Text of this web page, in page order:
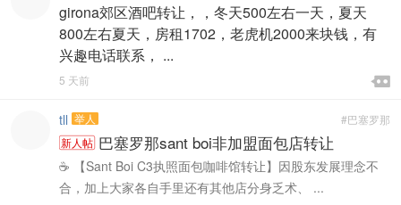
girona郊区酒吧转让，，冬天500左右一天，夏天
800左右夏天，房租1702，老虎机2000来块钱，有
兴趣电话联系， ...

5 天前 
#巴塞罗那
tll 举人
新人帖 巴塞罗那sant boi非加盟面包店转让
​☕️ 【Sant Boi C3执照面包咖啡馆转让】 ​因股东发展理念不
合，加上大家各自手里还有其他店分身乏术、 ...